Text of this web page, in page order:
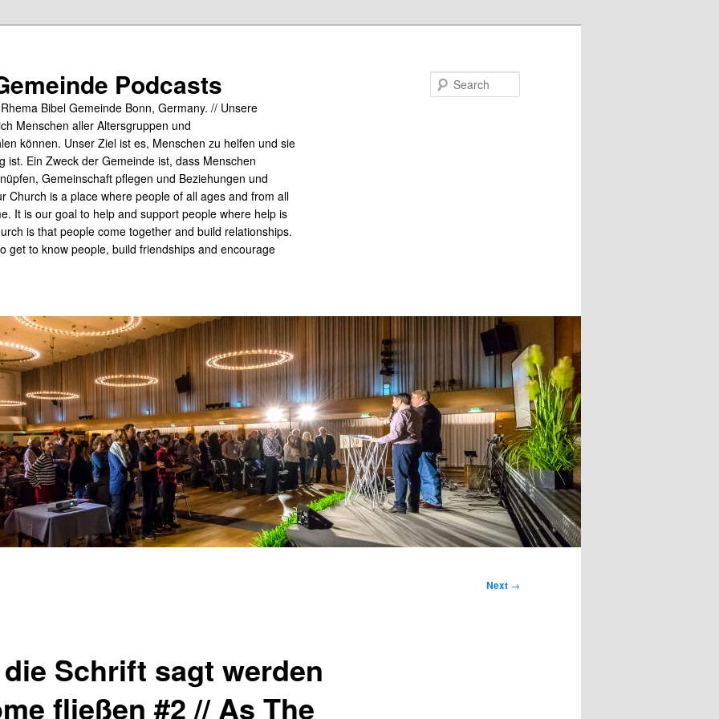
Podcasts
Bibel Gemeinde Bonn, Germany. // Unsere
Menschen aller Altersgruppen und
können. Unser Ziel ist es, Menschen zu helfen und sie
ist. Ein Zweck der Gemeinde ist, dass Menschen
Gemeinschaft pflegen und Beziehungen und
Church is a place where people of all ages and from all
It is our goal to help and support people where help is
is that people come together and build relationships.
get to know people, build friendships and encourage
Next →
Schrift sagt werden
fließen #2 // As The